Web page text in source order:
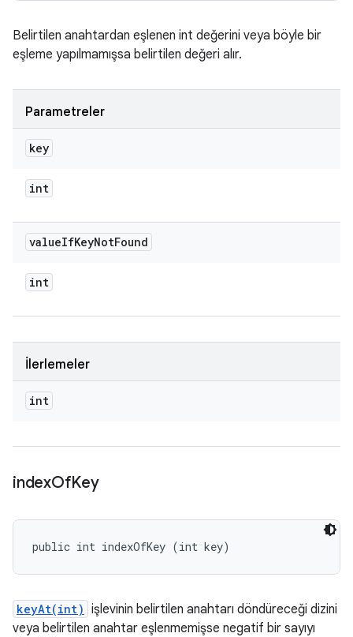
Belirtilen anahtardan eşlenen int değerini veya böyle bir
eşleme yapılmamışsa belirtilen değeri alır.
Parametreler
key
int
valueIfKeyNotFound
int
İlerlemeler
int
indexOfKey
public int indexOfKey (int key)
keyAt(int) işlevinin belirtilen anahtarı döndüreceği dizini
veya belirtilen anahtar eşlenmemişse negatif bir sayıyı